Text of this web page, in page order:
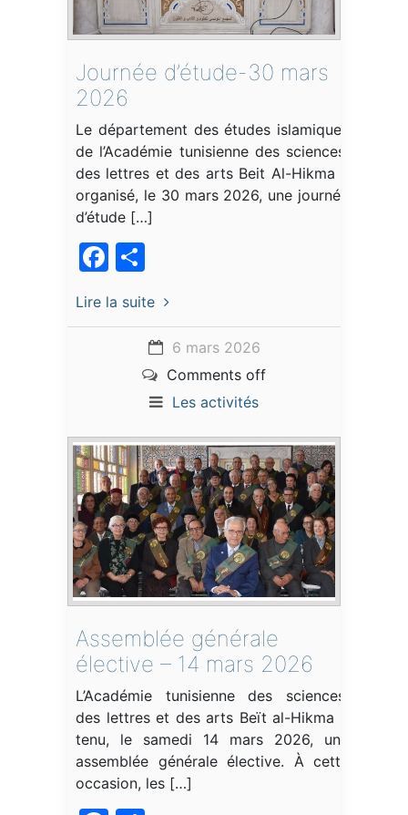
Journée d’étude-30 mars
2026
Le département des études islamiques
de l’Académie tunisienne des sciences,
des lettres et des arts Beit Al-Hikma a
organisé, le 30 mars 2026, une journée
d’étude […]
Facebook
Lire la suite
6 mars 2026
Comments off
Les activités
Assemblée générale
élective – 14 mars 2026
L’Académie tunisienne des sciences,
des lettres et des arts Beït al-Hikma a
tenu, le samedi 14 mars 2026, une
assemblée générale élective. À cette
occasion, les […]